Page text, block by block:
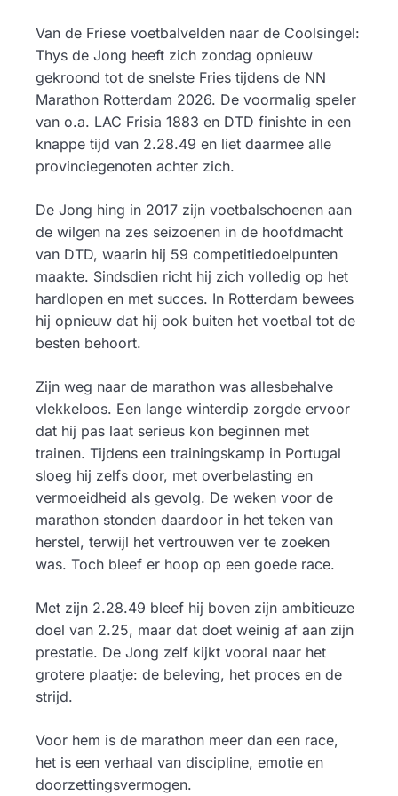
Van de Friese voetbalvelden naar de Coolsingel:
Thys de Jong heeft zich zondag opnieuw
gekroond tot de snelste Fries tijdens de NN
Marathon Rotterdam 2026. De voormalig speler
van o.a. LAC Frisia 1883 en DTD finishte in een
knappe tijd van 2.28.49 en liet daarmee alle
provinciegenoten achter zich.
De Jong hing in 2017 zijn voetbalschoenen aan
de wilgen na zes seizoenen in de hoofdmacht
van DTD, waarin hij 59 competitiedoelpunten
maakte. Sindsdien richt hij zich volledig op het
hardlopen en met succes. In Rotterdam bewees
hij opnieuw dat hij ook buiten het voetbal tot de
besten behoort.
Zijn weg naar de marathon was allesbehalve
vlekkeloos. Een lange winterdip zorgde ervoor
dat hij pas laat serieus kon beginnen met
trainen. Tijdens een trainingskamp in Portugal
sloeg hij zelfs door, met overbelasting en
vermoeidheid als gevolg. De weken voor de
marathon stonden daardoor in het teken van
herstel, terwijl het vertrouwen ver te zoeken
was. Toch bleef er hoop op een goede race.
Met zijn 2.28.49 bleef hij boven zijn ambitieuze
doel van 2.25, maar dat doet weinig af aan zijn
prestatie. De Jong zelf kijkt vooral naar het
grotere plaatje: de beleving, het proces en de
strijd.
Voor hem is de marathon meer dan een race,
het is een verhaal van discipline, emotie en
doorzettingsvermogen.